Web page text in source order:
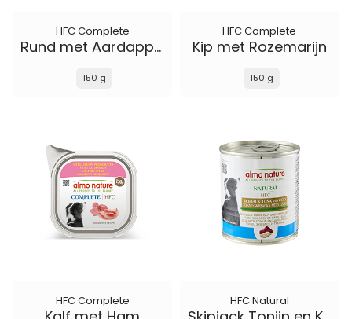
HFC Complete
Rund met Aardappelen en Peterselie
150 g
HFC Complete
Kip met Rozemarijn
150 g
HFC Complete HFC Natural